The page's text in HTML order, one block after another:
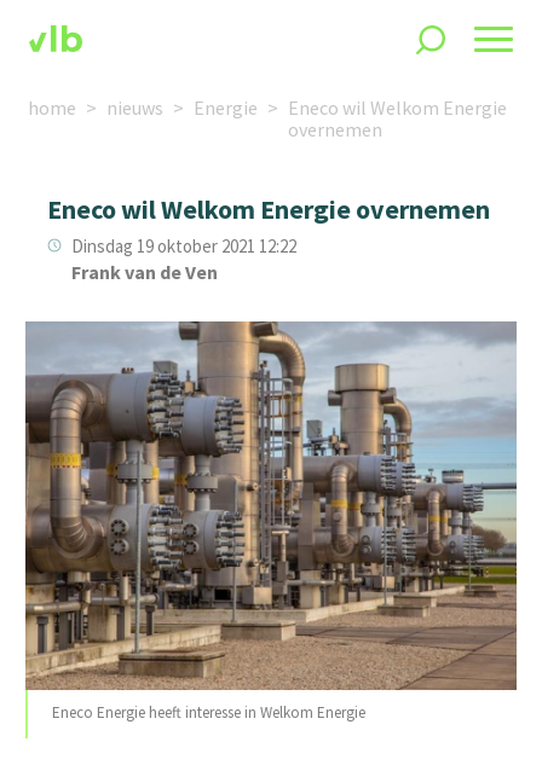
home nieuws Energie
Eneco wil Welkom Energie
overnemen
Eneco wil Welkom Energie overnemen
Dinsdag 19 oktober 2021 12:22
Frank van de Ven
Eneco Energie heeft interesse in Welkom Energie